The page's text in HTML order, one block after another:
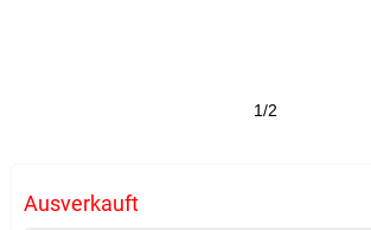
1/2
Ausverkauft